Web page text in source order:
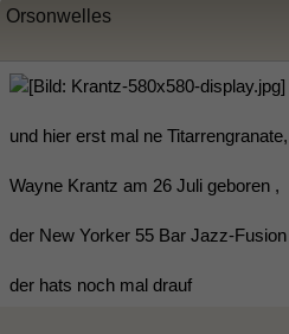
Orsonwelles
und hier erst mal ne Titarrengranate,
Wayne Krantz am 26 Juli geboren ,
der New Yorker 55 Bar Jazz-
der hats noch mal drauf